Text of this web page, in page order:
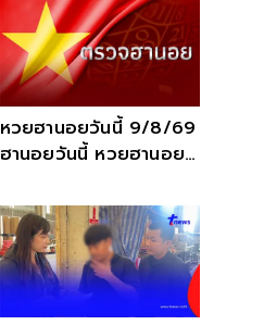
หวยฮานอยวันนี้ 9/8/69
ฮานอยวันนี้ หวยฮานอย